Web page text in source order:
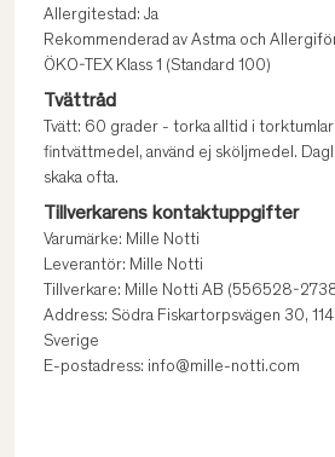
Allergitestad: Ja
Rekommenderad av Astma och
ÖKO-TEX Klass 1 (Standard 100)
Tvättråd
Tvätt: 60 grader - torka alltid i
fintvättmedel, använd ej sköljmedel.
skaka ofta.
Tillverkarens kontaktuppgifter
Varumärke: Mille Notti
Leverantör: Mille Notti
Tillverkare: Mille Notti AB (556528-
Address: Södra Fiskartorpsvägen 30,
Sverige
E-postadress: info@mille-notti.com